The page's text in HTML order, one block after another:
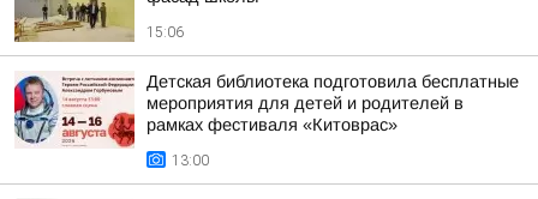
15:06
Детская библиотека подготовила бесплатные
мероприятия для детей и родителей в
рамках фестиваля «Китоврас»
13:00